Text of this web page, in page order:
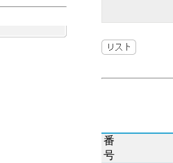
番
号